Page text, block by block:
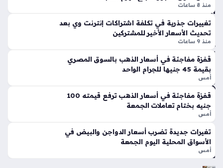
ست
حق
ات
مح
مد
ص
لاح
الم
الي
ة
منذ
4
سا
عا
الت
جا
ري
ة
الم
عت
مد
ة
منذ
سا
عا
ت
منذ 8 ساعات
تغييرات جذرية في تكلفة اشتراكات إنترنت وي بعد
تحديث الأسعار الأخير للمشتركين
منذ 9 ساعات
قفزة مفاجئة في أسعار الذهب بالسوق المصري
بقيمة 45 جنيها للجرام الواحد
أمس
قفزة مفاجئة في أسعار الذهب ترفع قيمته 100
جنيه بختام تعاملات الجمعة
أمس
تغيرات جديدة تضرب أسعار الدواجن والبيض في
الأسواق المحلية اليوم الجمعة
أمس